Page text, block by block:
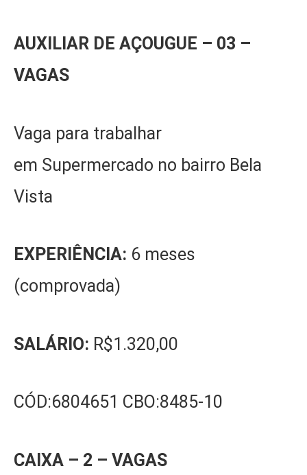
AUXILIAR DE AÇOUGUE – 03 –
VAGAS
Vaga para trabalhar
em Supermercado no bairro Bela
Vista
EXPERIÊNCIA: 6 meses
(comprovada)
SALÁRIO: R$1.320,00
CÓD:6804651 CBO:8485-10
CAIXA – 2 – VAGAS